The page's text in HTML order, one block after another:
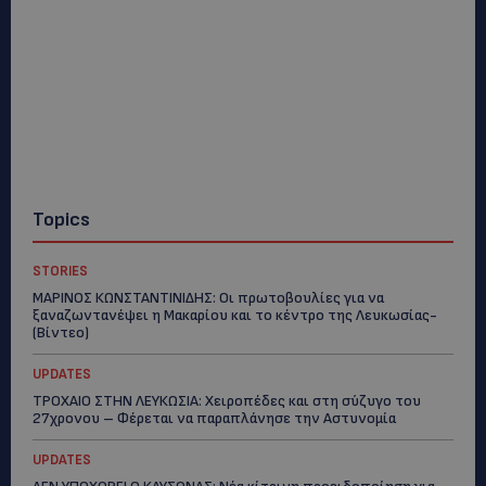
Topics
STORIES
ΜΑΡΙΝΟΣ ΚΩΝΣΤΑΝΤΙΝΙΔΗΣ: Οι πρωτοβουλίες για να
ξαναζωντανέψει η Μακαρίου και το κέντρο της Λευκωσίας-
(Βίντεο)
UPDATES
ΤΡΟΧΑΙΟ ΣΤΗΝ ΛΕΥΚΩΣΙΑ: Χειροπέδες και στη σύζυγο του
27χρονου – Φέρεται να παραπλάνησε την Αστυνομία
UPDATES